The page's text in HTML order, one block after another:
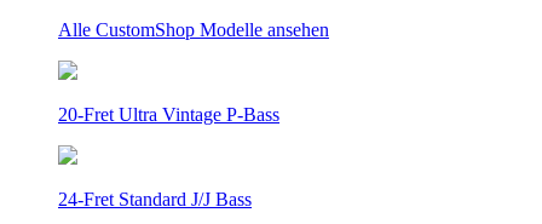
Alle CustomShop Modelle ansehen
20-Fret Ultra Vintage P-Bass
24-Fret Standard J/J Bass